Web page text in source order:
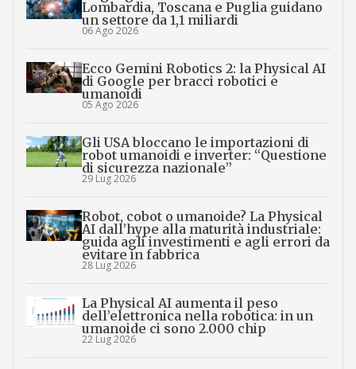
Lombardia, Toscana e Puglia guidano
un settore da 1,1 miliardi
06 Ago 2026
Ecco Gemini Robotics 2: la Physical AI
di Google per bracci robotici e
umanoidi
05 Ago 2026
Gli USA bloccano le importazioni di
robot umanoidi e inverter: “Questione
di sicurezza nazionale”
29 Lug 2026
Robot, cobot o umanoide? La Physical
AI dall’hype alla maturità industriale:
guida agli investimenti e agli errori da
evitare in fabbrica
28 Lug 2026
La Physical AI aumenta il peso
dell’elettronica nella robotica: in un
umanoide ci sono 2.000 chip
22 Lug 2026